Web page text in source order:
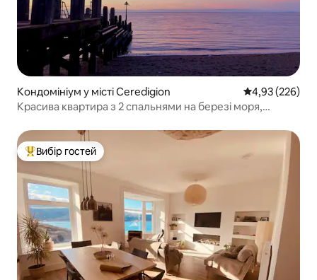
Кондомініум у місті Ceredigion Середня
4,93 (226)
Красива квартира з 2 спальнями на березі моря,
Топ вибір гостей
Вибір гостей